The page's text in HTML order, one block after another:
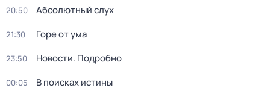
20:50 Абсолютный слух
21:30 Горе от ума
23:50 Новости. Подробно
00:05 В поисках истины